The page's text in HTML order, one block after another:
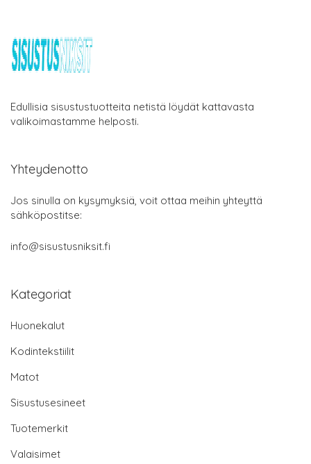
Edullisia sisustustuotteita netistä löydät kattavasta
valikoimastamme helposti.
Yhteydenotto
Jos sinulla on kysymyksiä, voit ottaa meihin yhteyttä
sähköpostitse:
info@sisustusniksit.fi
Kategoriat
Huonekalut
Kodintekstiilit
Matot
Sisustusesineet
Tuotemerkit
Valaisimet